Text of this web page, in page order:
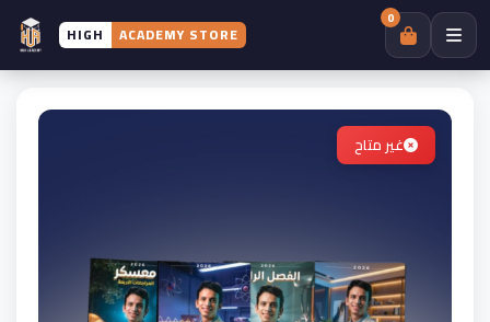
HIGH ACADEMY STORE
0
غير متاح